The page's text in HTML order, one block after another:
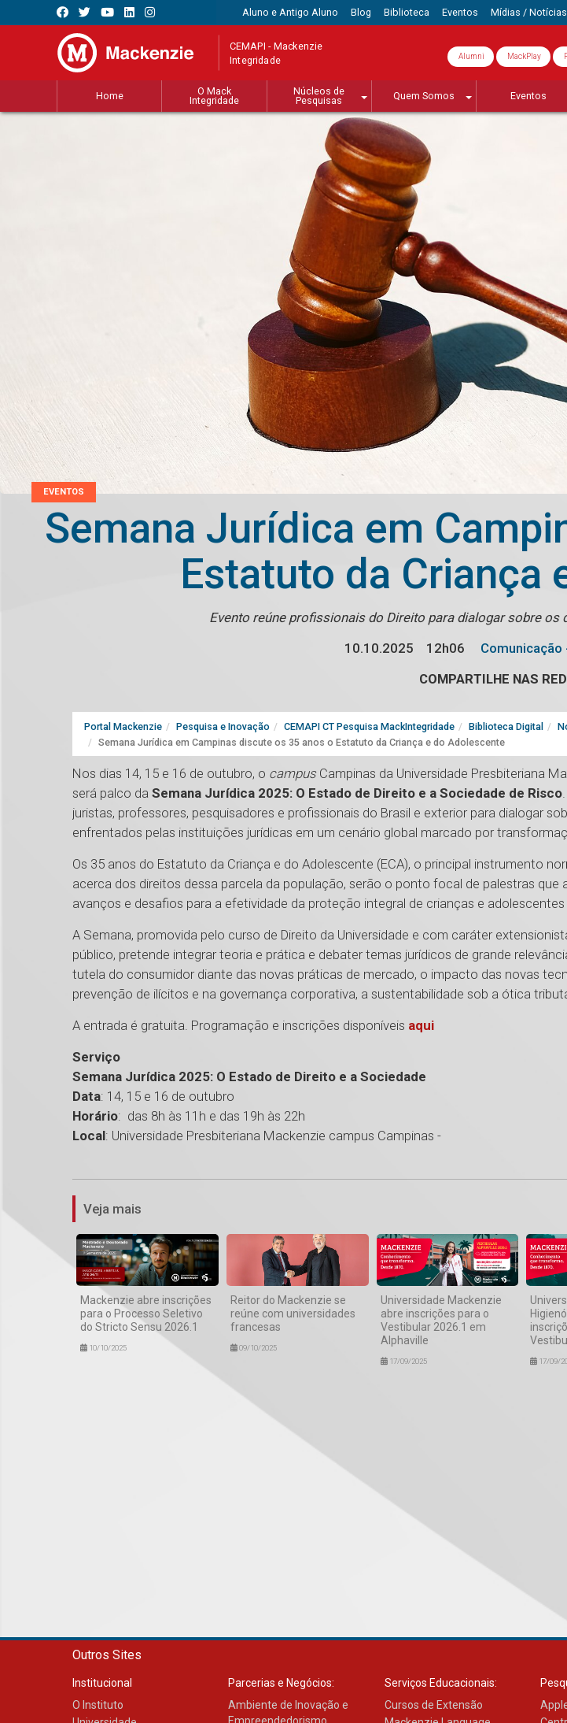
Aluno e Antigo Aluno Blog Biblioteca Eventos Mídias / Notícias
CEMAPI - Mackenzie
Integridade Alumni MackPlay
Home
O Mack
Integridade
Núcleos de
Pesquisas
Quem Somos Eventos
EVENTOS
Semana Jurídica em
Estatuto da Criança
Evento reúne profissionais do Direito para dialogar sobre
10.10.2025
12h06
Comunicação
COMPARTILHE NAS
Portal Mackenzie Pesquisa e Inovação CEMAPI CT Pesquisa MackIntegridade Biblioteca Digital
Semana Jurídica em Campinas discute os 35 anos o Estatuto da Criança e do Adolescente
Nos dias 14, 15 e 16 de outubro, o campus Campinas da Universidade Presbiteriana
será palco da Semana Jurídica 2025: O Estado de Direito e a Sociedade de Risco
juristas, professores, pesquisadores e profissionais do Brasil e exterior para dialogar
enfrentados pelas instituições jurídicas em um cenário global marcado por
Os 35 anos do Estatuto da Criança e do Adolescente (ECA), o principal instrumento
acerca dos direitos dessa parcela da população, serão o ponto focal de palestras que
avanços e desafios para a efetividade da proteção integral de crianças e adolescentes
A Semana, promovida pelo curso de Direito da Universidade e com caráter
público, pretende integrar teoria e prática e debater temas jurídicos de grande
tutela do consumidor diante das novas práticas de mercado, o impacto das novas
prevenção de ilícitos e na governança corporativa, a sustentabilidade sob a ótica
A entrada é gratuita. Programação e inscrições disponíveis aqui
Serviço
Semana Jurídica 2025: O Estado de Direito e a Sociedade
Data: 14, 15 e 16 de outubro
Horário: das 8h às 11h e das 19h às 22h
Local: Universidade Presbiteriana Mackenzie campus Campinas -
1
Veja mais
Mackenzie abre inscrições
para o Processo Seletivo
do Stricto Sensu 2026.1
10/10/2025
Reitor do Mackenzie se
reúne com universidades
francesas
09/10/2025
Universidade Mackenzie
abre inscrições para o
Vestibular 2026.1 em
Alphaville
17/09/2025 17/09/
Outros Sites
Institucional
O Instituto
Parcerias e Negócios:
Ambiente de Inovação e
Serviços Educacionais:
Cursos de Extensão